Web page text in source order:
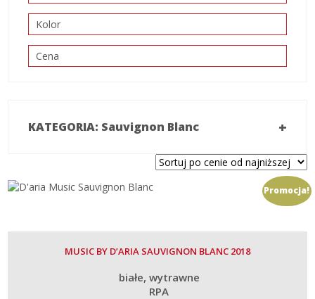
Kolor
Cena
KATEGORIA: Sauvignon Blanc +
Promocja!
MUSIC BY D’ARIA SAUVIGNON BLANC 2018
białe wytrawne
RPA